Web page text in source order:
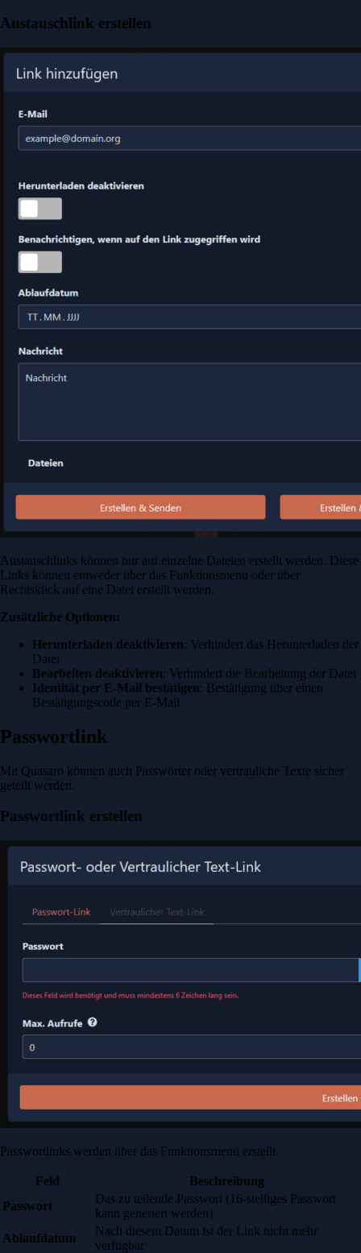
Austauschlink erstellen
Austauschlinks können nur auf einzelne Dateien erstellt werden. Diese
Links können entweder über das Funktionsmenü oder über
Rechtsklick auf eine Datei erstellt werden.
Zusätzliche Optionen:
Herunterladen deaktivieren: Verhindert das Herunterladen der
Datei
Bearbeiten deaktivieren: Verhindert die Bearbeitung der Datei
Identität per E-Mail bestätigen: Bestätigung über einen
Bestätigungscode per E-Mail
Passwortlink
Mit Quasaro können auch Passwörter oder vertrauliche Texte sicher
geteilt werden.
Passwortlink erstellen
Passwortlinks werden über das Funktionsmenü erstellt.
Feld
Beschreibung
Passwort
Das zu teilende Passwort (16-stelliges Passwort
kann generiert werden)
Ablaufdatum
Nach diesem Datum ist der Link nicht mehr
verfügbar